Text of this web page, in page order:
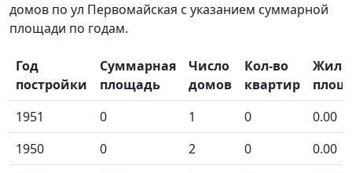
домов по ул Первомайская с указанием суммарной
площади по годам.
Год
постройки
Суммарная
площадь
Число
домов
Кол-во
квартир
1951
0 1 0
0.00
1950
0 2 0
0.00